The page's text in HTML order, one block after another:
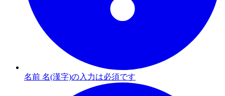
名前 名(漢字)の入力は必須です